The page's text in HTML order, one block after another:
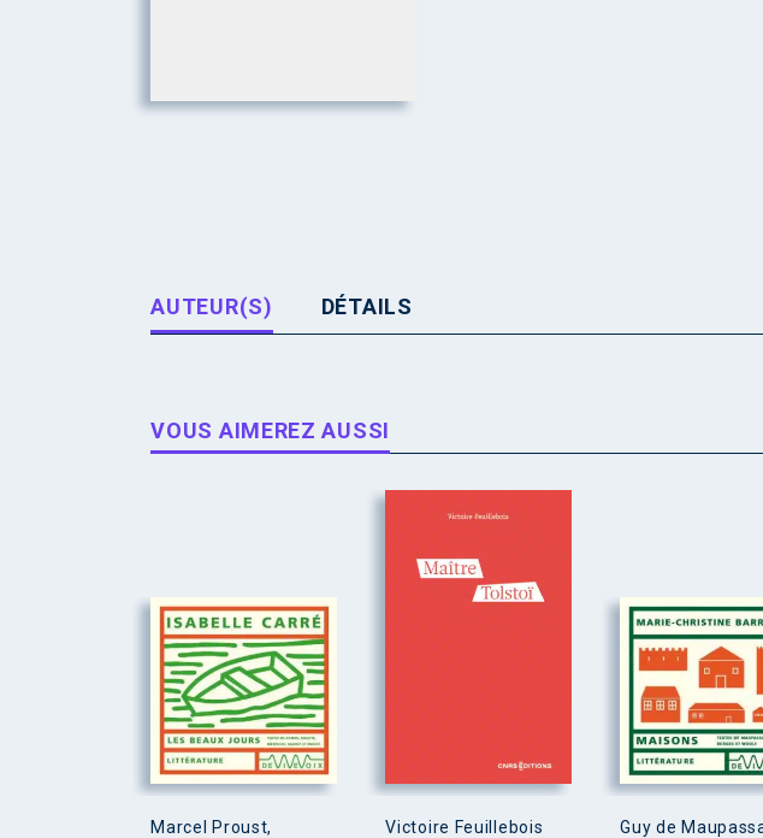
AUTEUR(S) DÉTAILS
VOUS AIMEREZ AUSSI
Marcel Proust,
Victoire Feuillebois
Guy de